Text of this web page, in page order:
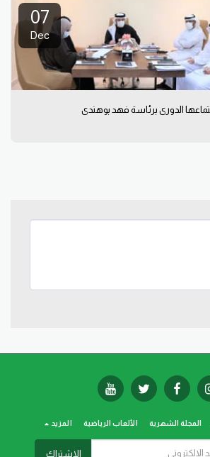
07
Dec
الدوري برئاسة فهد بوهندي
المجلة الشهرية الألعاب الرياضية المزيد
الاشتراك